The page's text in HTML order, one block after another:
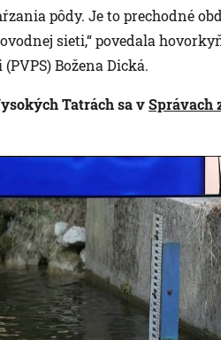
pôdy. Je to prechodné
sieti,“ povedala
Božena Dická.
Tatrách sa vSprávach